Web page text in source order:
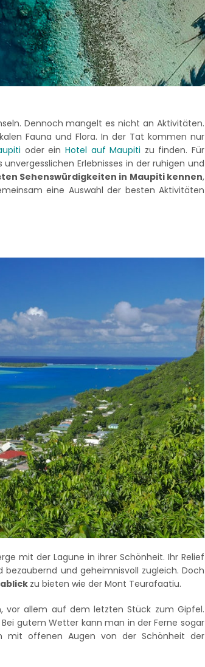
Dennoch mangelt es nicht an Aktivitäten.
Fauna und Flora. In der Tat kommen nur
oder einHotel auf Maupiti zu finden. Für
Erlebnisses in der ruhigen und
Sehenswürdigkeiten in Maupiti kennen,
eine Auswahl der besten Aktivitäten
mit der Lagune in ihrer Schönheit. Ihr Relief
bezaubernd und geheimnisvoll zugleich. Doch
zu bieten wie der Mont Teurafaatiu.
vor allem auf dem letzten Stück zum Gipfel.
gutem Wetter kann man in der Ferne sogar
mit offenen Augen von der Schönheit der